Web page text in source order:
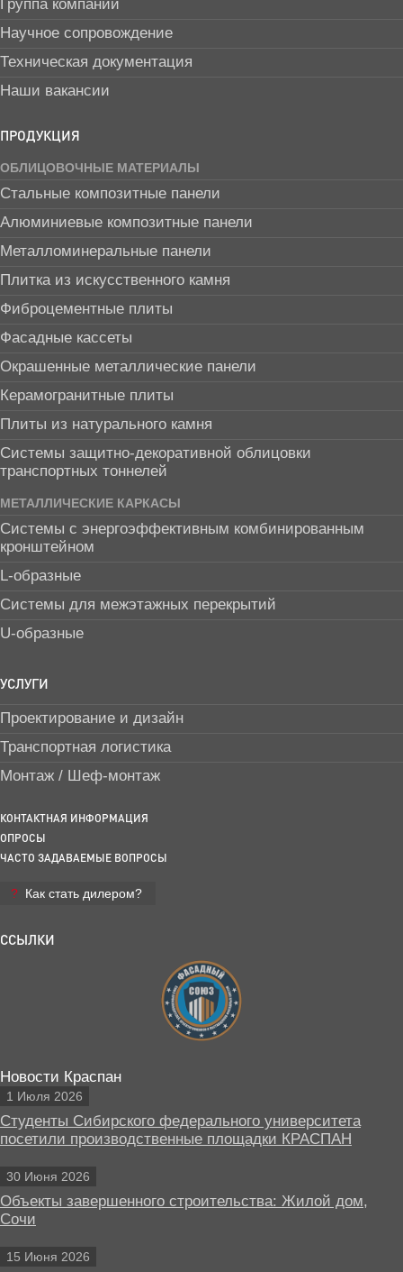
Группа компаний
Научное сопровождение
Техническая документация
Наши вакансии
ПРОДУКЦИЯ
ОБЛИЦОВОЧНЫЕ МАТЕРИАЛЫ
Стальные композитные панели
Алюминиевые композитные панели
Металломинеральные панели
Плитка из искусственного камня
Фиброцементные плиты
Фасадные кассеты
Окрашенные металлические панели
Керамогранитные плиты
Плиты из натурального камня
Системы защитно-декоративной облицовки
транспортных тоннелей
МЕТАЛЛИЧЕСКИЕ КАРКАСЫ
Системы с энергоэффективным комбинированным
кронштейном
L-образные
Системы для межэтажных перекрытий
U-образные
УСЛУГИ
Проектирование и дизайн
Транспортная логистика
Монтаж / Шеф-монтаж
КОНТАКТНАЯ ИНФОРМАЦИЯ
ОПРОСЫ
ЧАСТО ЗАДАВАЕМЫЕ ВОПРОСЫ
Как стать дилером?
ССЫЛКИ
Новости Краспан
1 Июля 2026
Студенты Сибирского федерального университета
посетили производственные площадки КРАСПАН
30 Июня 2026
Объекты завершенного строительства: Жилой дом,
Сочи
15 Июня 2026